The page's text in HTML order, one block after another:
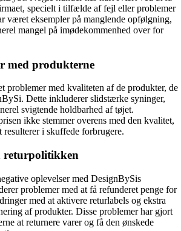
specielt i tilfælde af fejl eller problemer
været eksempler på manglende opfølgning,
mangel på imødekommenhed over for
med produkterne
problemer med kvaliteten af de produkter, de
Dette inkluderer slidstærke syninger,
svigtende holdbarhed af tøjet.
ikke stemmer overens med den kvalitet,
i skuffede forbrugere.
returpolitikken
oplevelser med DesignBySis
problemer med at få refunderet penge for
med at aktivere returlabels og ekstra
af produkter. Disse problemer har gjort
at returnere varer og få den ønskede